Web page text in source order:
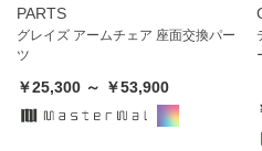
PARTS
グレイズ アームチェア 座面交換パー
ツ
￥25,300 ～ ￥53,900